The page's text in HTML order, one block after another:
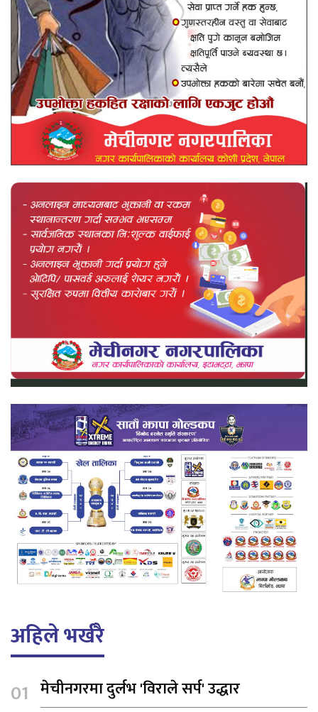
अहिले भर्खरै
मेचीनगरमा दुर्लभ 'विराले सर्प' उद्धार